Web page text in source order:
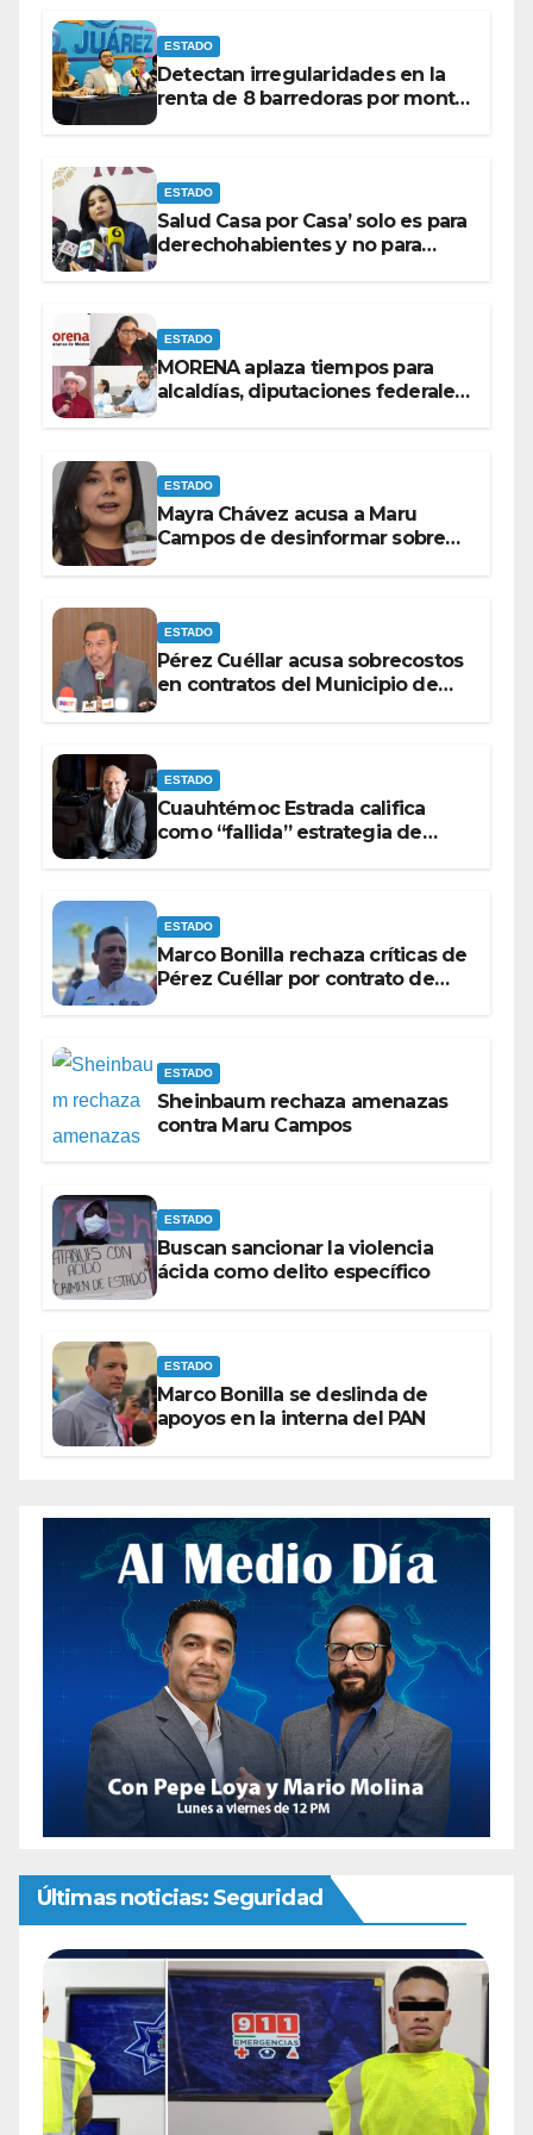
ESTADO
Detectan irregularidades en la
renta de 8 barredoras por monto
ESTADO
Salud Casa por Casa’ solo es para
derechohabientes y no para
ESTADO
MORENA aplaza tiempos para
alcaldías, diputaciones federales
ESTADO
Mayra Chávez acusa a Maru
Campos de desinformar sobre
ESTADO
Pérez Cuéllar acusa sobrecostos
en contratos del Municipio de
ESTADO
Cuauhtémoc Estrada califica
como “fallida” estrategia de
ESTADO
Marco Bonilla rechaza críticas de
Pérez Cuéllar por contrato de
ESTADO
Sheinbaum rechaza amenazas
contra Maru Campos
ESTADO
Buscan sancionar la violencia
ácida como delito específico
ESTADO
Marco Bonilla se deslinda de
apoyos en la interna del PAN
Últimas noticias: Seguridad